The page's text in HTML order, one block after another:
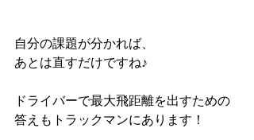
自分の課題が分かれば、
あとは直すだけですね♪
ドライバーで最大飛距離を出すための
答えもトラックマンにあります！